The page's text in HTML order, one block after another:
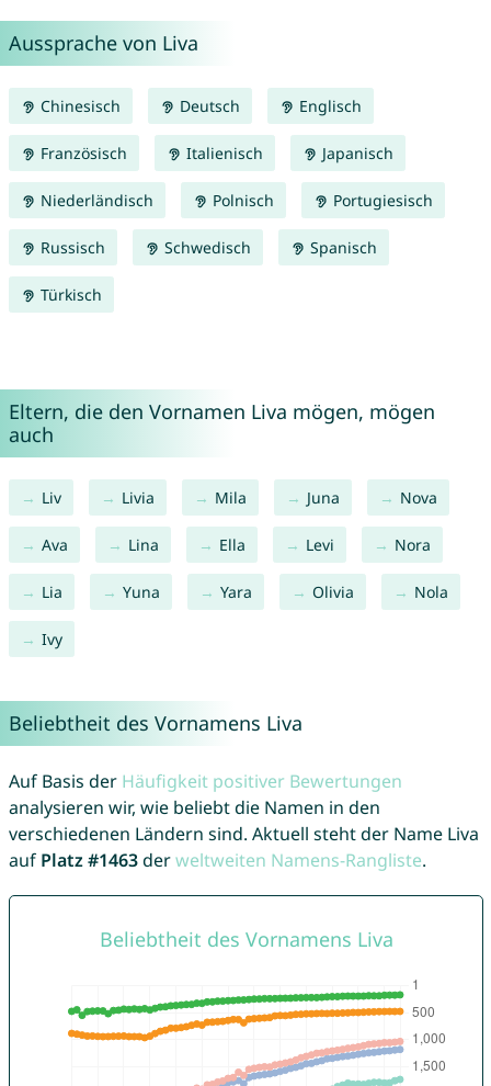
Aussprache von Liva
Chinesisch Deutsch Englisch
Französisch Italienisch Japanisch
Niederländisch Polnisch Portugiesisch
Russisch Schwedisch Spanisch
Türkisch
Eltern, die den Vornamen Liva mögen, mögen
auch
Liv Livia Mila Juna Nova
Ava Lina Ella Levi Nora
Lia Yuna Yara Olivia Nola
Ivy
Beliebtheit des Vornamens Liva
Auf Basis der Häufigkeit positiver Bewertungen
analysieren wir, wie beliebt die Namen in den
verschiedenen Ländern sind. Aktuell steht der Name Liva
auf Platz #1463derweltweiten Namens-Rangliste.